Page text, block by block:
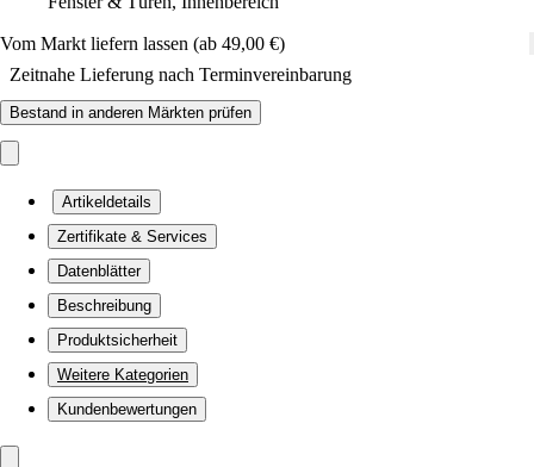
Vom Markt liefern lassen (ab 49,00 €)
Zeitnahe Lieferung nach Terminvereinbarung
Bestand in anderen Märkten prüfen
Artikeldetails
Zertifikate & Services
Datenblätter
Beschreibung
Produktsicherheit
Weitere Kategorien
Kundenbewertungen